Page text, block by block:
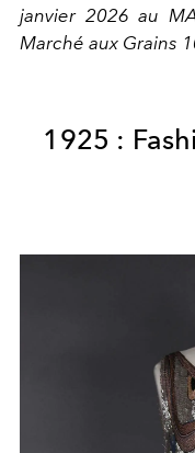
janvier 2026 au
Marché aux Grains
1925 :